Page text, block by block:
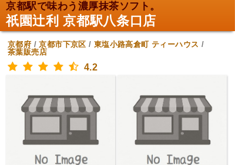
京都駅で味わう濃厚抹茶ソフト。
祇園辻利 京都駅八条口店
京都府 /京都市下京区 / 東塩小路高倉町 ティーハウス /
茶葉販売店
4.2